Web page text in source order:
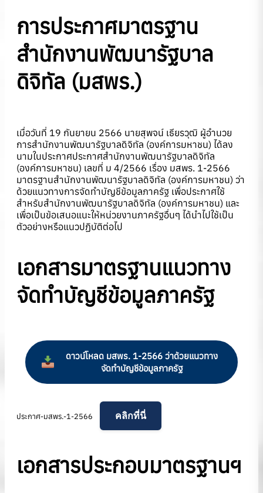
การประกาศมาตรฐาน
สำนักงานพัฒนารัฐบาล
ดิจิทัล (มสพร.)
เมื่อวันที่ 19 กันยายน 2566 นายสุพจน์ เธียรวุฒิ ผู้อำนวย
การสำนักงานพัฒนารัฐบาลดิจิทัล (องค์การมหาชน) ได้ลง
นามในประกาศประกาศสำนักงานพัฒนารัฐบาลดิจิทัล
(องค์การมหาชน) เลขที่ ม 4/2566 เรื่อง มสพร. 1-2566
มาตรฐานสำนักงานพัฒนารัฐบาลดิจิทัล (องค์การมหาชน) ว่า
ด้วยแนวทางการจัดทำบัญชีข้อมูลภาครัฐ เพื่อประกาศใช้
สำหรับสำนักงานพัฒนารัฐบาลดิจิทัล (องค์การมหาชน) และ
เพื่อเป็นข้อเสนอแนะให้หน่วยงานภาครัฐอื่นๆ ได้นำไปใช้เป็น
ตัวอย่างหรือแนวปฏิบัติต่อไป
เอกสารมาตรฐานแนวทาง
จัดทำบัญชีข้อมูลภาครัฐ
ดาวน์โหลด มสพร. 1-2566 ว่าด้วยแนวทาง
จัดทำบัญชีข้อมูลภาครัฐ
ประกาศ-มสพร.-1-2566 คลิกที่นี่
เอกสารประกอบมาตรฐานฯ